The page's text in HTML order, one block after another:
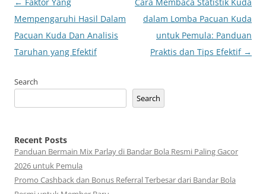
navigation
Mempengaruhi Hasil Dalam
Pacuan Kuda Dan Analisis
Taruhan yang Efektif
dalam Lomba Pacuan Kuda
untuk Pemula: Panduan
Praktis dan Tips Efektif →
Search
Search
Recent Posts
Panduan Bermain Mix Parlay di Bandar Bola Resmi Paling Gacor
2026 untuk Pemula
Promo Cashback dan Bonus Referral Terbesar dari Bandar Bola